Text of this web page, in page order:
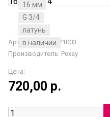
16 мм
G 3/4
латунь
в наличии
Артикул: 12664521003
Производитель: Рехау
Цена:
720,00 р.